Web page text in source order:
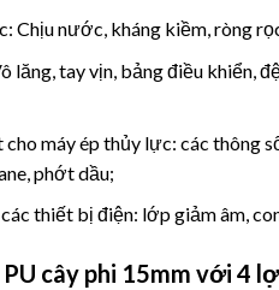
Chịu nước, kháng kiềm, ròng
lăng, tay vịn, bảng điều khiển,
máy ép thủy lực: các thông
phớt dầu;
thiết bị điện: lớp giảm âm,
cây phi 15mm với 4